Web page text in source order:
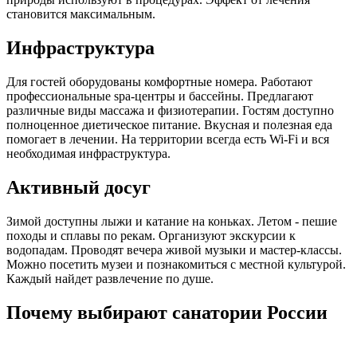
становится максимальным.
Инфраструктура
Для гостей оборудованы комфортные номера. Работают
профессиональные spa-центры и бассейны. Предлагают
различные виды массажа и физиотерапии. Гостям доступно
полноценное диетическое питание. Вкусная и полезная еда
помогает в лечении. На территории всегда есть Wi-Fi и вся
необходимая инфраструктура.
Активный досуг
Зимой доступны лыжи и катание на коньках. Летом - пешие
походы и сплавы по рекам. Организуют экскурсии к
водопадам. Проводят вечера живой музыки и мастер-классы.
Можно посетить музеи и познакомиться с местной культурой.
Каждый найдет развлечение по душе.
Почему выбирают санатории России